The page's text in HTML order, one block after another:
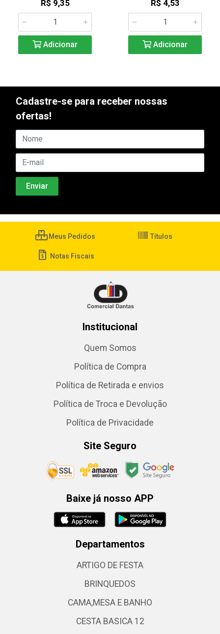
R$ 9,35
Adicionar
R$ 4,53
Adicionar
Cadastre-se para receber nossas
ofertas!
Meus Pedidos Títulos
Notas Fiscais
Institucional
Quem Somos
Política de Compra
Política de Retirada e envios
Política de Troca e Devolução
Política de Privacidade
Site Seguro
Baixe já nosso APP
Departamentos
ARTIGO DE FESTA
BRINQUEDOS
CAMA,MESA E BANHO
CESTA BASICA 12